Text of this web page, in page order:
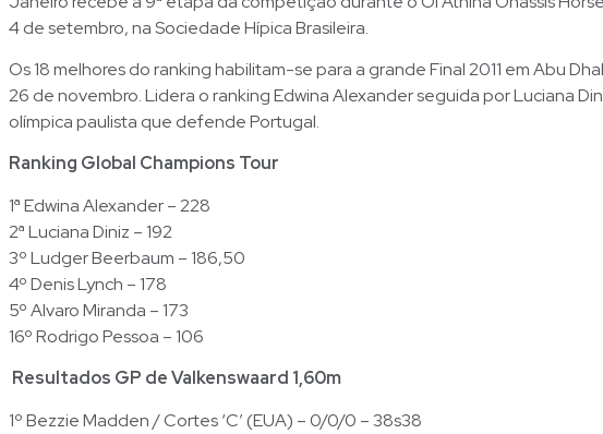
4 de setembro, na Sociedade Hípica Brasileira.
Os 18 melhores do ranking habilitam-se para a grande Final 2011 em Abu
26 de novembro. Lidera o ranking Edwina Alexander seguida por Luciana
olímpica paulista que defende Portugal.
Ranking Global Champions Tour
1ª Edwina Alexander – 228
2ª Luciana Diniz – 192
3º Ludger Beerbaum – 186,50
4º Denis Lynch – 178
5º Alvaro Miranda – 173
16º Rodrigo Pessoa – 106
Resultados GP de Valkenswaard 1,60m
1º Bezzie Madden / Cortes ‘C’ (EUA) – 0/0/0 – 38s38